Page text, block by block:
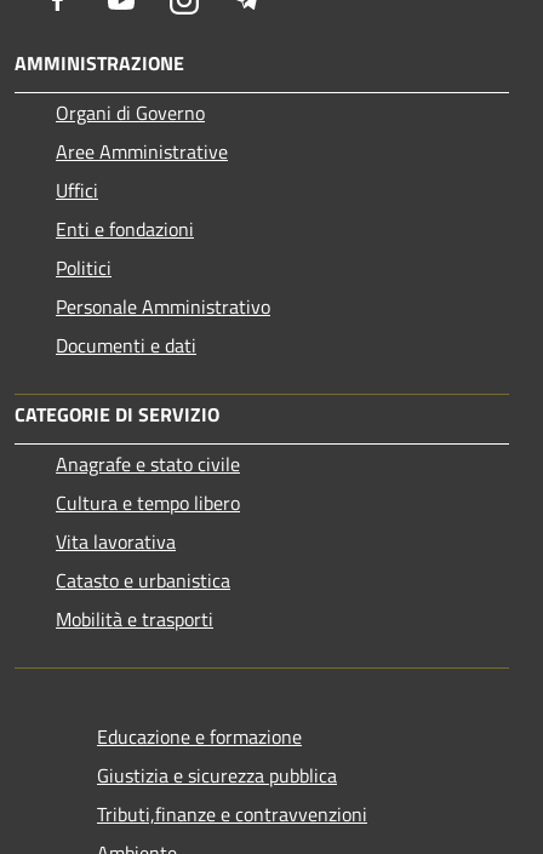
AMMINISTRAZIONE
Organi di Governo
Aree Amministrative
Uffici
Enti e fondazioni
Politici
Personale Amministrativo
Documenti e dati
CATEGORIE DI SERVIZIO
Anagrafe e stato civile
Cultura e tempo libero
Vita lavorativa
Catasto e urbanistica
Mobilità e trasporti
Educazione e formazione
Giustizia e sicurezza pubblica
Tributi,finanze e contravvenzioni